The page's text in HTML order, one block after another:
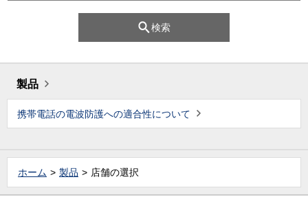
検索
製品
携帯電話の電波防護への適合性について
ホーム 製品 店舗の選択